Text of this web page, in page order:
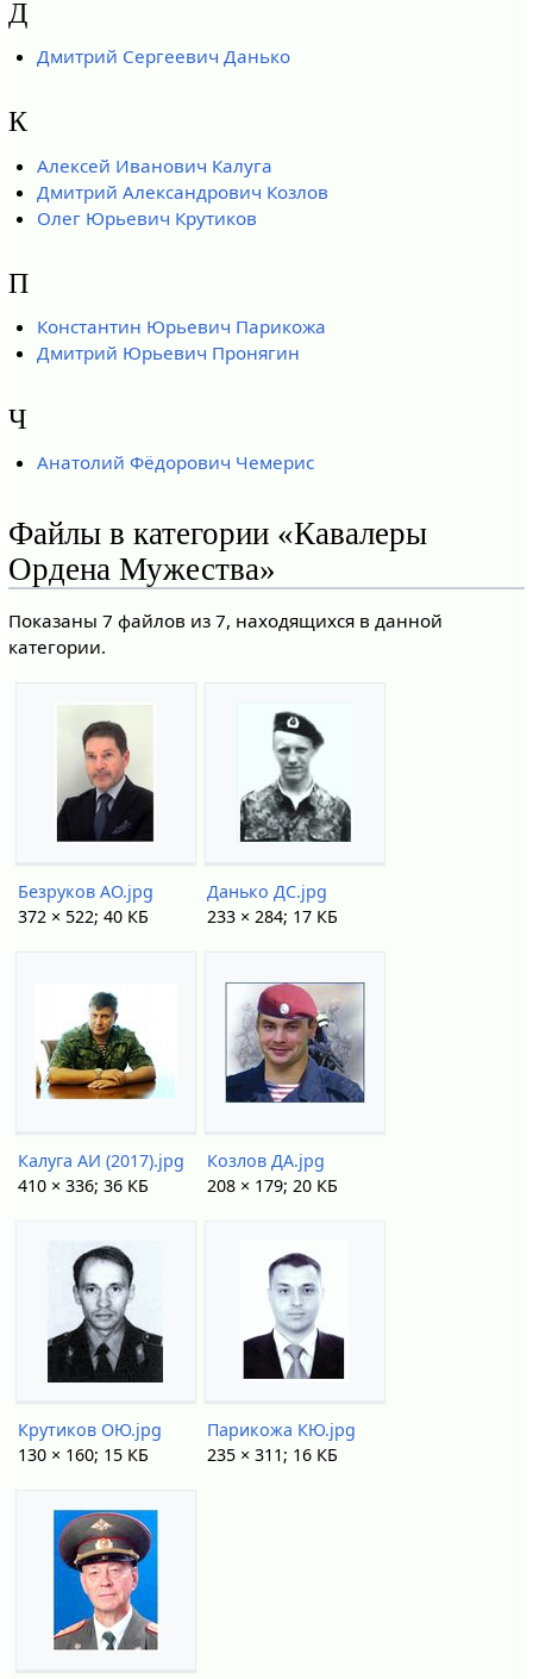
Д
Дмитрий Сергеевич Данько
К
Алексей Иванович Калуга
Дмитрий Александрович Козлов
Олег Юрьевич Крутиков
П
Константин Юрьевич Парикожа
Дмитрий Юрьевич Пронягин
Ч
Анатолий Фёдорович Чемерис
Файлы в категории «Кавалеры
Ордена Мужества»
Показаны 7 файлов из 7, находящихся в данной
категории.
Безруков АО.jpg
372 × 522; 40 КБ
Данько ДС.jpg
233 × 284; 17 КБ
Калуга АИ (2017).jpg
410 × 336; 36 КБ
Козлов ДА.jpg
208 × 179; 20 КБ
Крутиков ОЮ.jpg
130 × 160; 15 КБ
Парикожа КЮ.jpg
235 × 311; 16 КБ